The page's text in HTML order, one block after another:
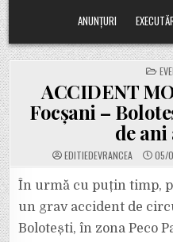
ANUNȚURI
IN
ACCIDENT
Focșani –
de
EDITIEDEVRANCEA 05/
În urmă cu puțin timp,
un grav accident de
Bolotești, în zona Peco